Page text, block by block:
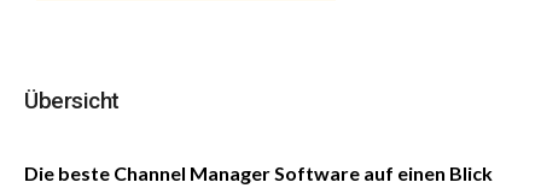
Übersicht
Die beste Channel Manager Software auf einen Blick